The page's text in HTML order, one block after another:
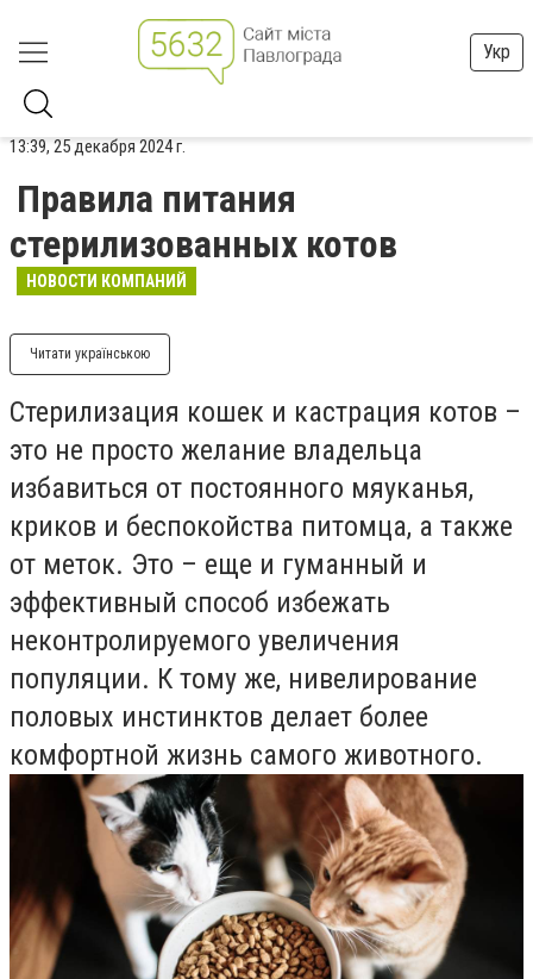
Укр
13:39, 25 декабря 2024 г.
Правила питания
стерилизованных котов
НОВОСТИ КОМПАНИЙ
Читати українською
Стерилизация кошек и кастрация котов –
это не просто желание владельца
избавиться от постоянного мяуканья,
криков и беспокойства питомца, а также
от меток. Это – еще и гуманный и
эффективный способ избежать
неконтролируемого увеличения
популяции. К тому же, нивелирование
половых инстинктов делает более
комфортной жизнь самого животного.